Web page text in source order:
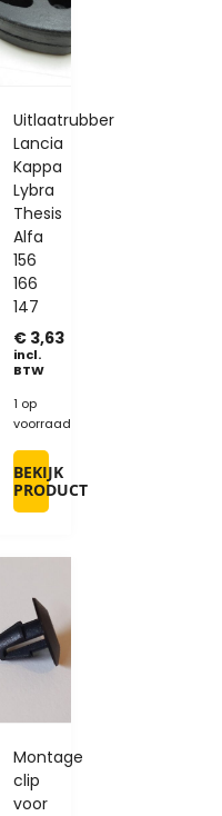
Uitlaatrubber
Lancia
Kappa
Lybra
Thesis
Alfa
156
166
147
€ 3,63
incl.
BTW
1 op
voorraad
BEKIJK
PRODUCT
Montage
clip
voor